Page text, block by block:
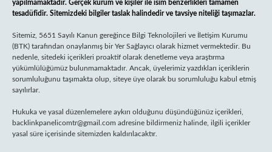
yapılmamaktadır. Gerçek kurum ve kişiler ile isim benzerlikleri tamamen
tesadüfidir. Sitemizdeki bilgiler taslak halindedir ve tavsiye niteliği taşımazlar.
Sitemiz, 5651 Sayılı Kanun gereğince Bilgi Teknolojileri ve İletişim Kurumu
(BTK) tarafından onaylanmış bir Yer Sağlayıcı olarak hizmet vermektedir. Bu
nedenle, sitedeki içerikleri proaktif olarak denetleme veya araştırma
yükümlülüğümüz bulunmamaktadır. Ancak, üyelerimiz yazdıkları içeriklerin
sorumluluğunu taşımakta olup, siteye üye olarak bu sorumluluğu kabul etmiş
sayılırlar.
Hukuka ve yasal düzenlemelere aykırı olduğunu düşündüğünüz içerikleri,
backlinkpanelicomtr@gmail.com adresine bildirmeniz halinde, ilgili içerikler
yasal süre içerisinde sitemizden kaldırılacaktır.